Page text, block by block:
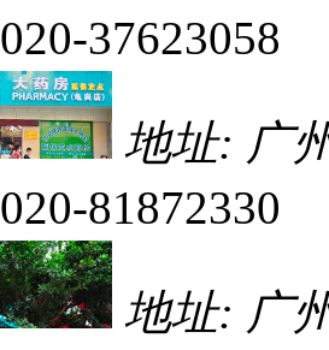
020-37623058
地址: 广
020-81872330
地址: 广